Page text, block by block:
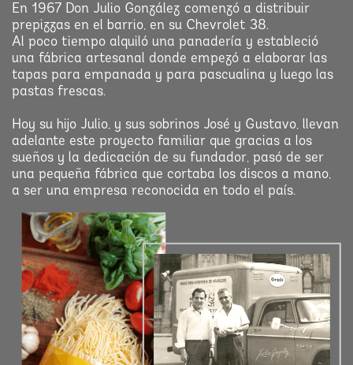
En 1967 Don Julio González comenzó a distribuir
prepizzas en el barrio, en su Chevrolet 38.
Al poco tiempo alquiló una panadería y estableció
una fábrica artesanal donde empezó a elaborar las
tapas para empanada y para pascualina y luego las
pastas frescas.
Hoy su hijo Julio, y sus sobrinos José y Gustavo, llevan
adelante este proyecto familiar que gracias a los
sueños y la dedicación de su fundador, pasó de ser
una pequeña fábrica que cortaba los discos a mano,
a ser una empresa reconocida en todo el país.